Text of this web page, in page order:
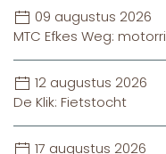
09 augustus 2026
MTC Efkes Weg:
12 augustus 2026
De Klik: Fietstocht
17 augustus 2026